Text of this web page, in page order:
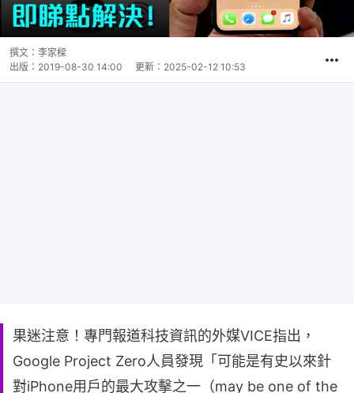
撰文： 李家樑
出版： 2019-08-30 14:00 更新： 2025-02-12 10:53
果迷注意！專門報道科技資訊的外媒VICE指出，
Google Project Zero人員發現「可能是有史以來針
對iPhone用戶的最大攻擊之一（may be one of the